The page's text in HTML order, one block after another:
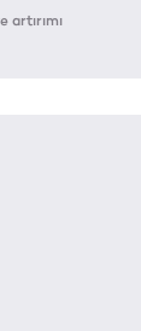
artırımı